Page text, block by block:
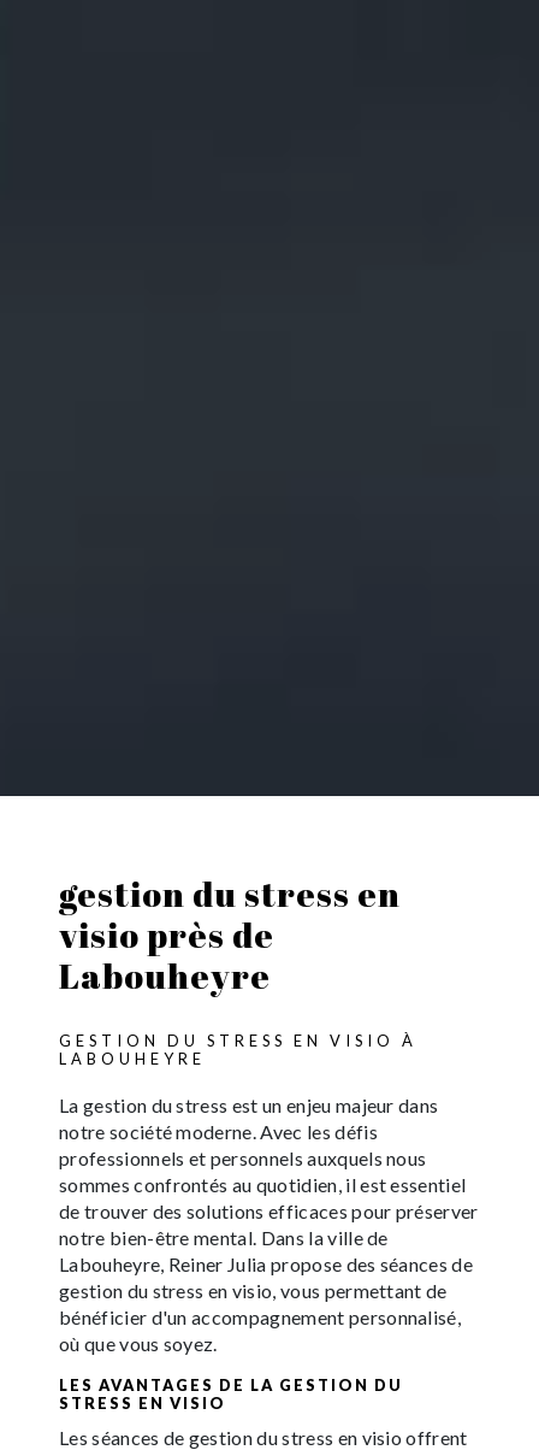
gestion du stress en
visio près de
Labouheyre
GESTION DU STRESS EN VISIO À
LABOUHEYRE
La gestion du stress est un enjeu majeur dans
notre société moderne. Avec les défis
professionnels et personnels auxquels nous
sommes confrontés au quotidien, il est essentiel
de trouver des solutions efficaces pour préserver
notre bien-être mental. Dans la ville de
Labouheyre, Reiner Julia propose des séances de
gestion du stress en visio, vous permettant de
bénéficier d'un accompagnement personnalisé,
où que vous soyez.
LES AVANTAGES DE LA GESTION DU
STRESS EN VISIO
Les séances de gestion du stress en visio offrent